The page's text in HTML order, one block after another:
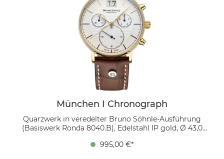
München I Chronograph
Quarzwerk in veredelter Bruno Söhnle-Ausführung
(Basiswerk Ronda 8040.B), Edelstahl IP gold, Ø 43,0
entspiegelt, Kalbsleder dunkelbraun, Faltschließe
995,00 €*